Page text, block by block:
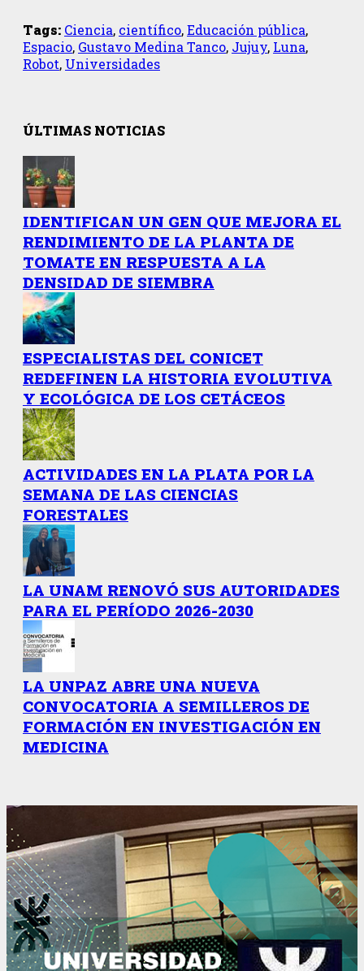
Tags: Ciencia, científico,Educación pública,
Espacio, Gustavo Medina Tanco, Jujuy, Luna,
Robot, Universidades
ÚLTIMAS NOTICIAS
IDENTIFICAN UN GEN QUE MEJORA EL
RENDIMIENTO DE LA PLANTA DE
TOMATE EN RESPUESTA A LA
DENSIDAD DE SIEMBRA
ESPECIALISTAS DEL CONICET
REDEFINEN LA HISTORIA EVOLUTIVA
Y ECOLÓGICA DE LOS CETÁCEOS
ACTIVIDADES EN LA PLATA POR LA
SEMANA DE LAS CIENCIAS
FORESTALES
LA UNAM RENOVÓ SUS AUTORIDADES
PARA EL PERÍODO 2026-2030
LA UNPAZ ABRE UNA NUEVA
CONVOCATORIA A SEMILLEROS DE
FORMACIÓN EN INVESTIGACIÓN EN
MEDICINA